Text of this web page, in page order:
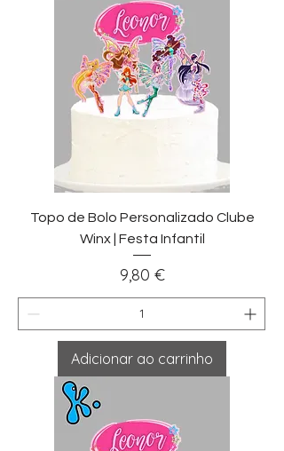
Topo de Bolo Personalizado Clube
Winx | Festa Infantil
Preço
9,80 €
Adicionar ao carrinho